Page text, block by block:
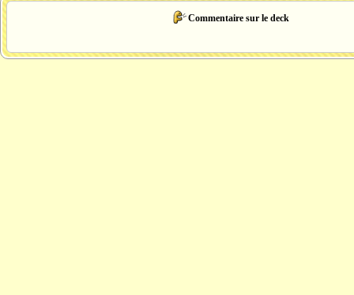
Commentaire sur le deck